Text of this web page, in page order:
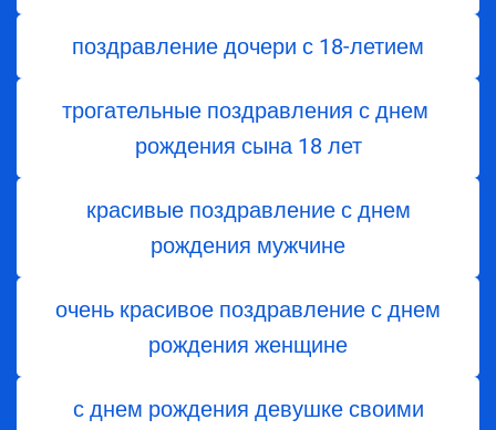
поздравление дочери с 18-летием
трогательные поздравления с днем ​​
рождения сына 18 лет
красивые поздравление с днем
рождения мужчине
очень красивое поздравление с днем
рождения женщине
с днем рождения девушке своими